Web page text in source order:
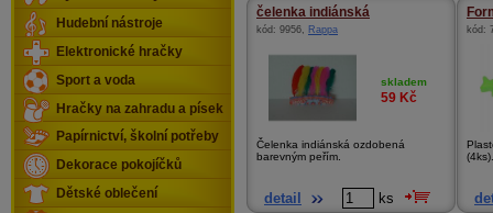
čelenka indiánská
kód: 9956, Rappa
skladem
59 Kč
Čelenka indiánská ozdobená
barevným peřím.
detail ks
kód:
Hudební nástroje
Elektronické hračky
Sport a voda
Hračky na zahradu a písek
Papírnictví, školní potřeby
Dekorace pokojíčků
Dětské oblečení